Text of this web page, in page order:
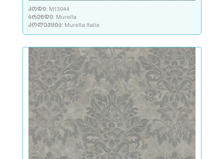
კოდი: M13044
ბრენდი: Murella
კოლექცია: Murella Italia